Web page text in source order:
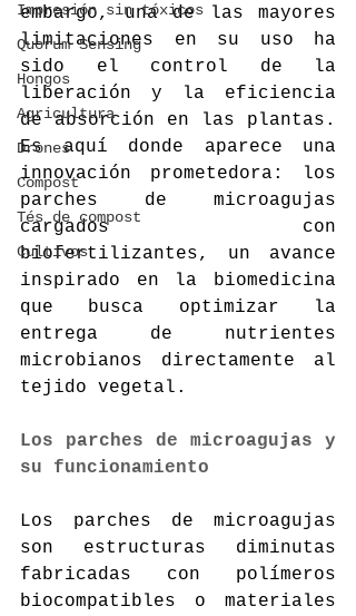
Impresión sin tóxicos
Quorum Sensing
Hongos
Agricultura
Drones
Compost
Tés de compost
Cultivos
embargo, una de las mayores
limitaciones en su uso ha
sido el control de la
liberación y la eficiencia
de absorción en las plantas.
Es aquí donde aparece una
innovación prometedora: los
parches de microagujas
cargados con
biofertilizantes, un avance
inspirado en la biomedicina
que busca optimizar la
entrega de nutrientes
microbianos directamente al
tejido vegetal.
Los parches de microagujas y
su funcionamiento
Los parches de microagujas
son estructuras diminutas
fabricadas con polímeros
biocompatibles o materiales